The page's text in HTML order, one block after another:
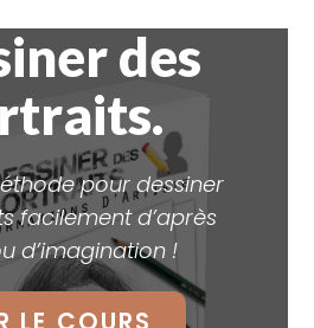
des
pour dessiner
facilement d’après
d’imagination !